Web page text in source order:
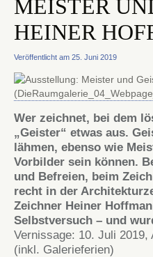
MEISTER
HEINER
Veröffentlicht am 25. Juni 2019
Wer zeichnet, bei dem
„Geister“ etwas aus.
lähmen, ebenso wie
Vorbilder sein können.
und Befreien, beim
recht in der
Zeichner Heiner
Selbstversuch – und
Vernissage: 10. Juli
(inkl. Galerieferien)